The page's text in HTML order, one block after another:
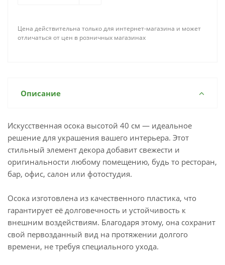
Цена действительна только для интернет-магазина и может
отличаться от цен в розничных магазинах
Описание
Искусственная осока высотой 40 см — идеальное
решение для украшения вашего интерьера. Этот
стильный элемент декора добавит свежести и
оригинальности любому помещению, будь то ресторан,
бар, офис, салон или фотостудия.
Осока изготовлена из качественного пластика, что
гарантирует её долговечность и устойчивость к
внешним воздействиям. Благодаря этому, она сохранит
свой первозданный вид на протяжении долгого
времени, не требуя специального ухода.